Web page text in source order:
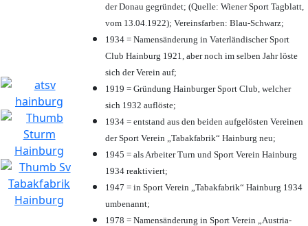
der Donau gegründet; (Quelle: Wiener Sport Tagblatt,
vom 13.04.1922); Vereinsfarben: Blau-Schwarz;
1934 = Namensänderung in Vaterländischer Sport
Club Hainburg 1921, aber noch im selben Jahr löste
sich der Verein auf;
1919 = Gründung Hainburger Sport Club, welcher
sich 1932 auflöste;
1934 = entstand aus den beiden aufgelösten Vereinen
der Sport Verein „Tabakfabrik“ Hainburg neu;
1945 = als Arbeiter Turn und Sport Verein Hainburg
1934 reaktiviert;
1947 = in Sport Verein „Tabakfabrik“ Hainburg 1934
umbenannt;
1978 = Namensänderung in Sport Verein „Austria-